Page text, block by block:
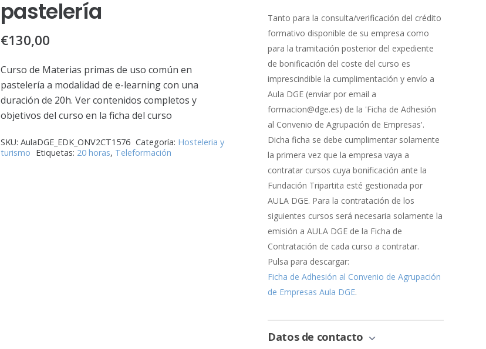
pastelería
€130,00
Curso de Materias primas de uso común en
pastelería a modalidad de e-learning con una
duración de 20h. Ver contenidos completos y
objetivos del curso en la ficha del curso
SKU:AulaDGE_EDK_ONV2CT1576 Categoría: Hosteleria y
turismo Etiquetas: 20 horas, Teleformación
de
Bonificación
Tanto para la consulta/verificación del crédito
formativo disponible de su empresa como
para la tramitación posterior del expediente
de bonificación del coste del curso es
imprescindible la cumplimentación y envío a
Aula DGE (enviar por email a
formacion@dge.es) de la 'Ficha de Adhesión
al Convenio de Agrupación de Empresas'.
Dicha ficha se debe cumplimentar solamente
la primera vez que la empresa vaya a
contratar cursos cuya bonificación ante la
Fundación Tripartita esté gestionada por
AULA DGE. Para la contratación de los
siguientes cursos será necesaria solamente la
emisión a AULA DGE de la Ficha de
Contratación de cada curso a contratar.
Pulsa para descargar:
Ficha de Adhesión al Convenio de Agrupación
de Empresas Aula DGE.
Datos de contacto